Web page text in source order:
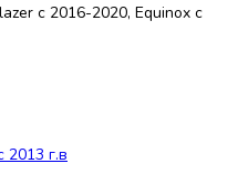
c 2016-2020, Equinox c